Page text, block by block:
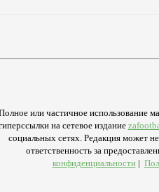
или частичное использование
на сетевое издание
социальных сетях. Редакция может
ответственность за
конфиденциальности|